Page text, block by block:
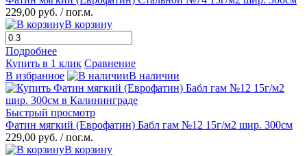
229,00 руб. / пог.м.
В корзину
Подробнее
Купить в 1 клик Сравнение
В избранное
В наличии
Быстрый просмотр
Фатин мягкий (Еврофатин) Бабл гам №12 15г/м2 шир. 300см
229,00 руб. / пог.м.
В корзину